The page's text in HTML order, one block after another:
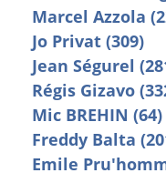
Marcel Azzola
Jo Privat (309)
Jean Ségurel
Régis Gizavo
Mic BREHIN (64)
Freddy Balta
Emile